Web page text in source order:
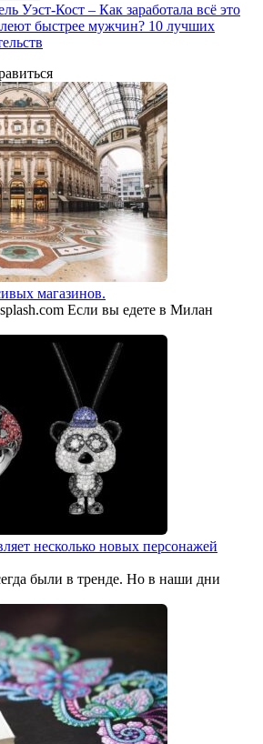
Уэст-Кост – Как заработала всё это
быстрее мужчин? 10 лучших
магазинов.
Если вы едете в Милан
несколько новых персонажей
были в тренде. Но в наши дни